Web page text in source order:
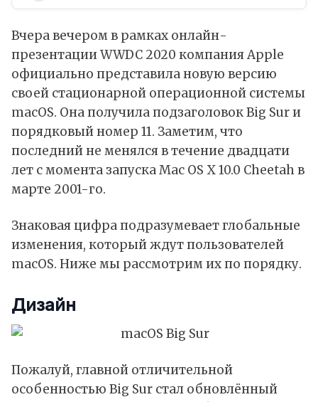
Вчера вечером в рамках онлайн-
презентации WWDC 2020 компания Apple
официально представила новую версию
своей стационарной операционной системы
macOS. Она получила подзаголовок Big Sur и
порядковый номер 11. Заметим, что
последний не менялся в течение двадцати
лет с момента запуска Mac OS X 10.0 Cheetah в
марте 2001-го.
Знаковая цифра подразумевает глобальные
изменения, который ждут пользователей
macOS. Ниже мы рассмотрим их по порядку.
Дизайн
Пожалуй, главной отличительной
особенностью Big Sur стал обновлённый